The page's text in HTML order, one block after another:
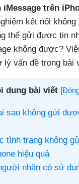
trên
kết nối không
thể gửi được tin
không được?
lý vấn đề trong bài
dung bài viết [
sao không gửi
tình trạng không
hiệu quả
nhận có sử